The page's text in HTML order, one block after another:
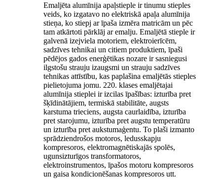
Emaljēta alumīnija apaļstieple ir tinumu stieples
veids, ko izgatavo no elektriskā apaļa alumīnija
stieņa, ko stiepj ar īpaša izmēra matricām un pēc
tam atkārtoti pārklāj ar emalju. Emaljētā stieple ir
galvenā izejviela motoriem, elektroierīcēm,
sadzīves tehnikai un citiem produktiem, īpaši
pēdējos gados enerģētikas nozare ir sasniegusi
ilgstošu strauju izaugsmi un strauju sadzīves
tehnikas attīstību, kas paplašina emaljētās stieples
pielietojuma jomu. 220. klases emaljētajai
alumīnija stieplei ir izcilas īpašības: izturība pret
šķīdinātājiem, termiskā stabilitāte, augsts
karstuma trieciens, augsta caurlaidība, izturība
pret starojumu, izturība pret augstu temperatūru
un izturība pret aukstumaģentu. To plaši izmanto
sprādziendrošos motoros, ledusskapju
kompresoros, elektromagnētiskajās spolēs,
ugunsizturīgos transformatoros,
elektroinstrumentos, īpašos motoru kompresoros
un gaisa kondicionēšanas kompresoros utt.